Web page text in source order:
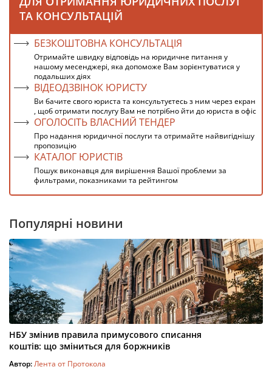
ТА КОНСУЛЬТАЦІЙ
БЕЗКОШТОВНА КОНСУЛЬТАЦІЯ
Отримайте швидку відповідь на юридичне питання у
нашому месенджері, яка допоможе Вам зорієнтуватися у
подальших діях
ВІДЕОДЗВІНОК ЮРИСТУ
Ви бачите свого юриста та консультуєтесь з ним через екран
, щоб отримати послугу Вам не потрібно йти до юриста в офіс
ОГОЛОСІТЬ ВЛАСНИЙ ТЕНДЕР
Про надання юридичної послуги та отримайте найвигіднішу
пропозицію
КАТАЛОГ ЮРИСТІВ
Пошук виконавця для вирішення Вашої проблеми за
фильтрами, показниками та рейтингом
Популярні новини
НБУ змінив правила примусового списання
коштів: що зміниться для боржників
Автор:Лента от Протокола